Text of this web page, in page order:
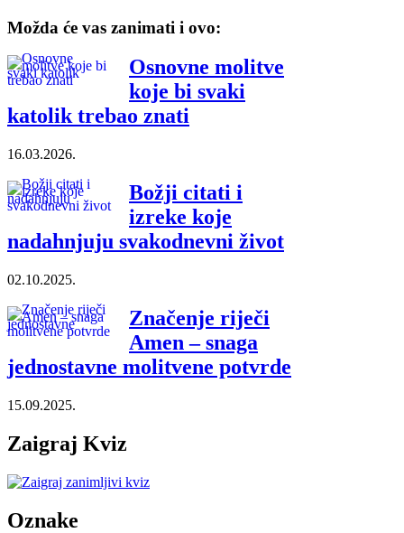
Možda će vas zanimati i ovo:
Osnovne molitve
koje bi svaki
katolik trebao znati
16.03.2026.
Božji citati i
izreke koje
nadahnjuju svakodnevni život
02.10.2025.
Značenje riječi
Amen – snaga
jednostavne molitvene potvrde
15.09.2025.
Zaigraj Kviz
Oznake